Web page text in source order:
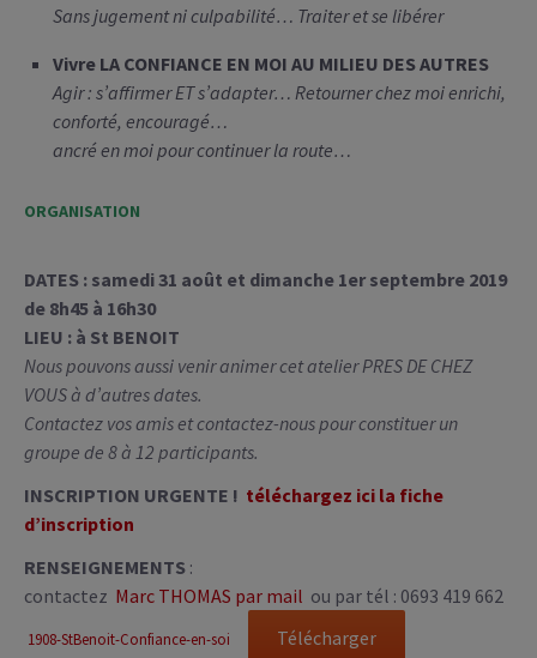
Sans jugement ni culpabilité… Traiter et se libérer
Vivre LA CONFIANCE EN MOI AU MILIEU DES AUTRES
Agir : s’affirmer ET s’adapter… Retourner chez moi enrichi,
conforté, encouragé…
ancré en moi pour continuer la route…
ORGANISATION
DATES : samedi 31 août et dimanche 1er septembre 2019
de 8h45 à 16h30
LIEU : à St BENOIT
Nous pouvons aussi venir animer cet atelier PRES DE CHEZ
VOUS à d’autres dates.
Contactez vos amis et contactez-nous pour constituer un
groupe de 8 à 12 participants.
INSCRIPTION URGENTE ! téléchargez ici la fiche
d’inscription
RENSEIGNEMENTS :
contactez Marc THOMAS par mail ou par tél : 0693 419 662
1908-StBenoit-Confiance-en-soi Télécharger